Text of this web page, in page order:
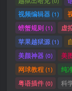
视频编辑器(1)
螃蟹规则(1) 虚
苹果越狱源(1)
美颜神器(0) 美
网球教程 (1) 纯
粤语插件(0) 科